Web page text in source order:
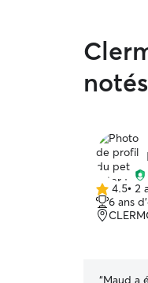
notés
4.5
sur
5
4.5• 2
6 ans
“Maud a